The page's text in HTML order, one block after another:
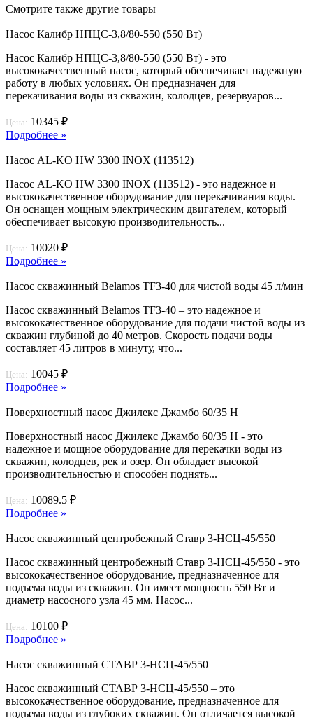
Смотрите также другие товары
Насос Калибр НПЦС-3,8/80-550 (550 Вт)
Насос Калибр НПЦС-3,8/80-550 (550 Вт) - это
высококачественный насос, который обеспечивает надежную
работу в любых условиях. Он предназначен для
перекачивания воды из скважин, колодцев, резервуаров...
Цена: 10345 ₽
Подробнее »
Насос AL-KO HW 3300 INOX (113512)
Насос AL-KO HW 3300 INOX (113512) - это надежное и
высококачественное оборудование для перекачивания воды.
Он оснащен мощным электрическим двигателем, который
обеспечивает высокую производительность...
Цена: 10020 ₽
Подробнее »
Насос скважинный Belamos TF3-40 для чистой воды 45 л/мин
Насос скважинный Belamos TF3-40 – это надежное и
высококачественное оборудование для подачи чистой воды из
скважин глубиной до 40 метров. Скорость подачи воды
составляет 45 литров в минуту, что...
Цена: 10045 ₽
Подробнее »
Поверхностный насос Джилекс Джамбо 60/35 Н
Поверхностный насос Джилекс Джамбо 60/35 Н - это
надежное и мощное оборудование для перекачки воды из
скважин, колодцев, рек и озер. Он обладает высокой
производительностью и способен поднять...
Цена: 10089.5 ₽
Подробнее »
Насос скважинный центробежный Ставр 3-НСЦ-45/550
Насос скважинный центробежный Ставр 3-НСЦ-45/550 - это
высококачественное оборудование, предназначенное для
подъема воды из скважин. Он имеет мощность 550 Вт и
диаметр насосного узла 45 мм. Насос...
Цена: 10100 ₽
Подробнее »
Насос скважинный СТАВР 3-НСЦ-45/550
Насос скважинный СТАВР 3-НСЦ-45/550 – это
высококачественное оборудование, предназначенное для
подъема воды из глубоких скважин. Он отличается высокой